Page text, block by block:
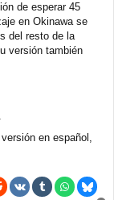
de esperar 45
en Okinawa se
del resto de la
versión también
en español,